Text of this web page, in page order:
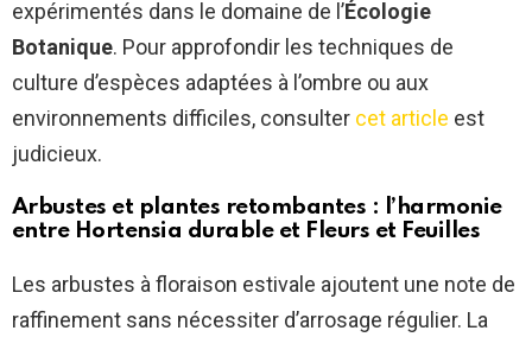
expérimentés dans le domaine de l’Écologie
Botanique. Pour approfondir les techniques de
culture d’espèces adaptées à l’ombre ou aux
environnements difficiles, consulter cet article est
judicieux.
Arbustes et plantes retombantes : l’harmonie
entre Hortensia durableet Fleurs et Feuilles
Les arbustes à floraison estivale ajoutent une note de
raffinement sans nécessiter d’arrosage régulier. La